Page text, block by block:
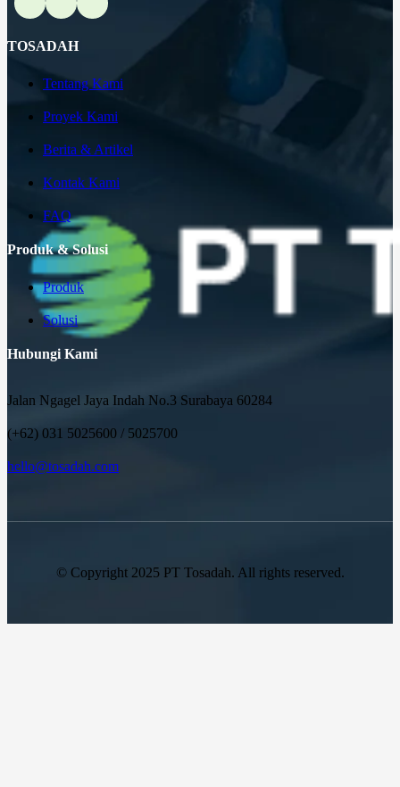
TOSADAH
Tentang Kami
Proyek Kami
Berita & Artikel
Kontak Kami
FAQ
Produk & Solusi
Produk
Solusi
Hubungi Kami
Jalan Ngagel Jaya Indah No.3 Surabaya 60284
(+62) 031 5025600 / 5025700
hello@tosadah.com
© Copyright 2025 PT Tosadah. All rights reserved.